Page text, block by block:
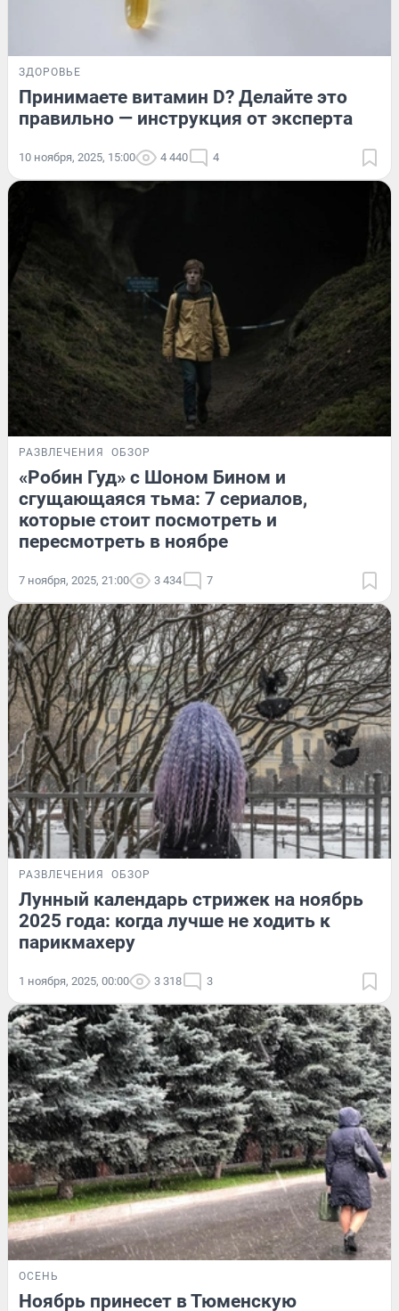
ЗДОРОВЬЕ
Принимаете витамин D? Делайте это
правильно — инструкция от эксперта
10 ноября, 2025, 15:00 4 440 4
РАЗВЛЕЧЕНИЯ ОБЗОР
«Робин Гуд» с Шоном Бином и
сгущающаяся тьма: 7 сериалов,
которые стоит посмотреть и
пересмотреть в ноябре
7 ноября, 2025, 21:00 3 434 7
РАЗВЛЕЧЕНИЯ ОБЗОР
Лунный календарь стрижек на ноябрь
2025 года: когда лучше не ходить к
парикмахеру
1 ноября, 2025, 00:00 3 318 3
ОСЕНЬ
Ноябрь принесет в Тюменскую